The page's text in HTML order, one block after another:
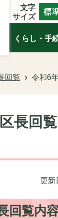
文字
サイズ
くらし・手
回覧 令和6
長回
更新
回覧内